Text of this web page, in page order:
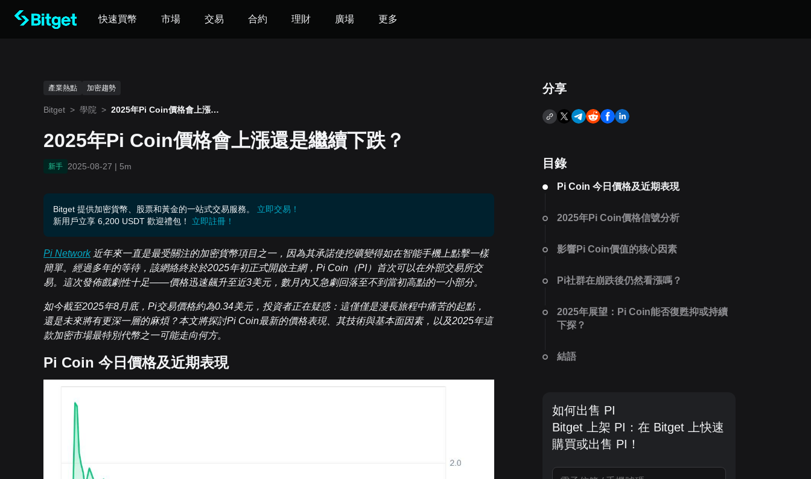
快速買幣 市場 交易 合約 理財 廣場 更多
產業熱點 加密趨勢
Bitget > 學院 > 2025年Pi Coin價格會上漲還
2025年Pi Coin價格會上漲還是繼續下跌？
新手 2025-08-27 | 5m
Bitget 提供加密貨幣、股票和黃金的一站式交易服務。
立即交易！
新用戶立享 6,200 USDT 歡迎禮包！
立即註冊！
Pi Network 近年來一直是最受關注的加密貨幣項目之一，因為其承諾使挖礦變得如在智能手機上點擊一樣
簡單。經過多年的等待，該網絡終於於2025年初正式開啟主網，Pi Coin（PI）首次可以在外部交易所交
易。這次發佈戲劇性十足——價格迅速飆升至近3美元，數月內又急劇回落至不到當初高點的一小部分。
如今截至2025年8月底，Pi交易價格約為0.34美元，投資者正在疑惑：這僅僅是漫長旅程中痛苦的起點，
還是未來將有更深一層的麻煩？本文將探討Pi Coin最新的價格表現、其技術與基本面因素，以及2025年這
款加密市場最特別代幣之一可能走向何方。
Pi Coin 今日價格及近期表現
分享
目錄
Pi Coin 今日價格及近期表現
2025年Pi Coin價格信號分析
影響Pi Coin價值的核心因素
Pi社群在崩跌後仍然看漲嗎？
2025年展望：Pi Coin能否復甦抑或持續
下探？
結語
如何出售 PI
Bitget 上架 PI：在 Bitget 上快速
購買或出售 PI！